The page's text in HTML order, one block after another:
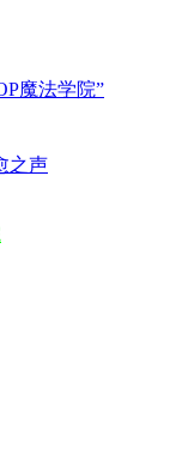
魔法学院”
之声